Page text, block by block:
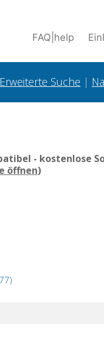
FAQ help
Erweiterte Suche |
- kostenlose
öffnen)